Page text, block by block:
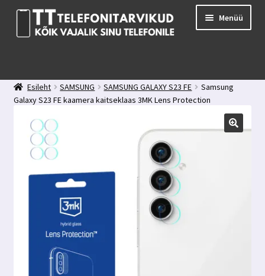
Liigu
navigeerimisele
Liigu
juurde
Menüü
Minu konto
Kontakt
Tagasiside
Esileht SAMSUNG SAMSUNG GALAXY S23 FE
Samsung
Galaxy S23 FE kaamera kaitseklaas 3MK Lens Protection